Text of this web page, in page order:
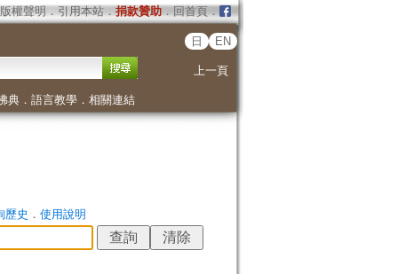
版權聲明 ． 引用本站． 捐款贊助．回首頁．
日 EN
上一頁
典． 語言教學． 相關連結
歷史 ． 使用說明